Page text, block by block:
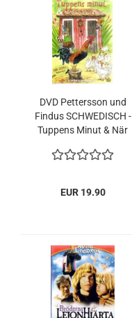
DVD Pettersson und
Findus SCHWEDISCH -
Tuppens Minut & När
EUR 19.90